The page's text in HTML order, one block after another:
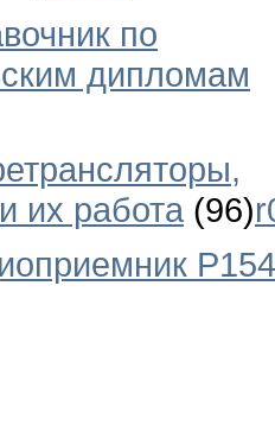
по
дипломам
их работа (96)